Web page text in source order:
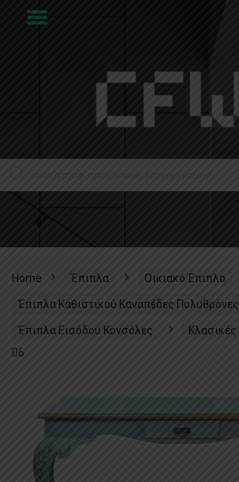
Home Έπιπλα Οικιακό Έπιπλο
Έπιπλα Καθιστικού Καναπέδες Πολυθρόνες
Έπιπλα Εισόδου Κονσόλες Κλασικές
06